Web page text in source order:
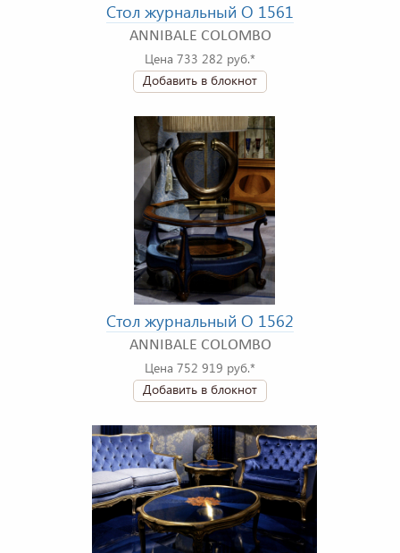
Стол журнальный O 1561
ANNIBALE COLOMBO
Цена 733 282 руб.*
Добавить в блокнот
Стол журнальный O 1562
ANNIBALE COLOMBO
Цена 752 919 руб.*
Добавить в блокнот